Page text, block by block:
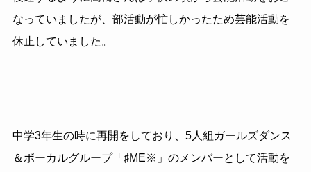
なっていましたが、部活動が忙しかったため芸能活動を
休止していました。
中学3年生の時に再開をしており、5人組ガールズダンス
＆ボーカルグループ「♯ME※」のメンバーとして活動を